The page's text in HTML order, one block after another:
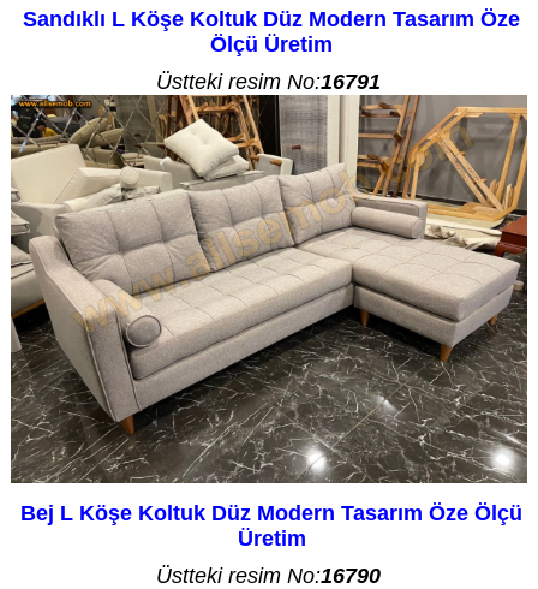
Sandıklı L Köşe Koltuk Düz Modern Tasarım Öze
Ölçü Üretim
Üstteki resim No:16791
Bej L Köşe Koltuk Düz Modern Tasarım Öze Ölçü
Üretim
Üstteki resim No:16790